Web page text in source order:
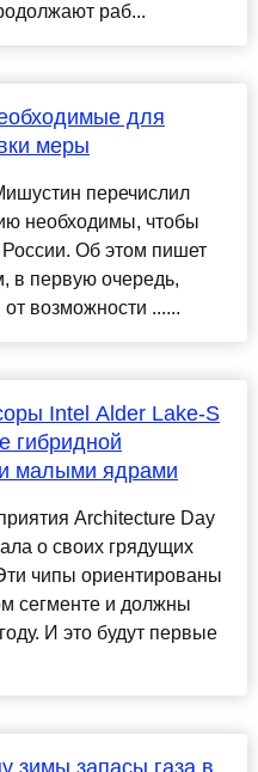
раб...
для
меры
перечислил
необходимы, чтобы
России. Об этом пишет
в первую очередь,
возможности ......
Intel Alder Lake-S
гибридной
малыми ядрами
Architecture Day
о своих грядущих
чипы ориентированы
сегменте и должны
И это будут первые